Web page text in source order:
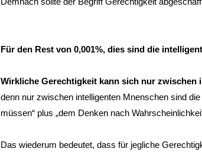
Für den Rest von 0,001%, dies sind die
Wirkliche Gerechtigkeit kann sich nur zwischen
denn nur zwischen intelligenten Mnenschen sind
müssen“ plus „dem Denken nach
Das wiederum bedeutet, dass für jegliche